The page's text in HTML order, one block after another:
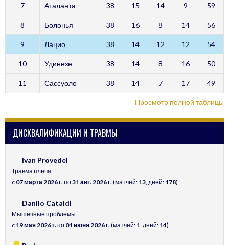
7 Аталанта 38 15 14 9 59
8 Болонья 38 16 8 14 56
9 Лацио 38 14 12 12 54
10 Удинезе 38 14 8 16 50
11 Сассуоло 38 14 7 17 49
Просмотр полной таблицы
ДИСКВАЛИФИКАЦИИ И ТРАВМЫ
Ivan Provedel
Травма плеча
c 07 марта 2026 г.по31 авг. 2026 г.(матчей: 13, дней: 178)
Danilo Cataldi
Мышечные проблемы
c 19 мая 2026 г.по 01 июня 2026 г.(матчей: 1, дней: 14)